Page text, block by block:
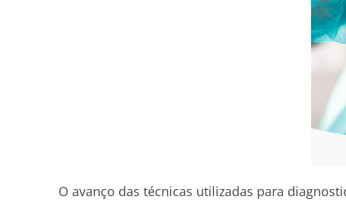
O avanço das técnicas utilizadas para